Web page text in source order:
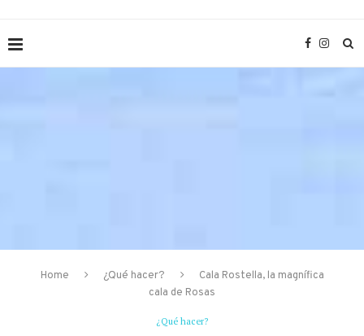
Home ¿Qué hacer?
Cala Rostella, la magnífica
cala de Rosas
¿Qué hacer?